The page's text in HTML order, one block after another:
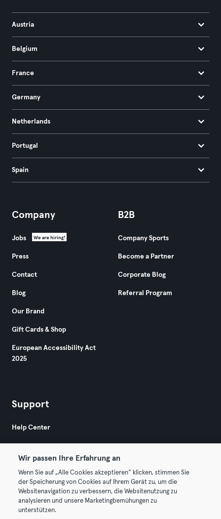
Austria
Belgium
France
Germany
Netherlands
Portugal
Spain
Company
Jobs We are hiring!
Press
Contact
Blog
Our Brand
Gift Cards & Shop
European Accessibility Act
2025
B2B
Company Sports
Become a Partner
Corporate Blog
Referral Program
Support
Help Center
© 2026 Urban Sports Group GmbH. All rights reserved.
Terms & Conditions
Wir passen Ihre Erfahrung an
Wenn Sie auf „Alle Cookies akzeptieren“ klicken, stimmen Sie
der Speicherung von Cookies auf Ihrem Gerät zu, um die
Websitenavigation zu verbessern, die Websitenutzung zu
analysieren und unsere Marketingbemühungen zu
unterstützen.